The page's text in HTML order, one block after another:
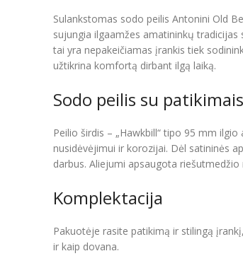
Sulankstomas sodo peilis Antonini Old
sujungia ilgaamžes amatininkų
tai yra nepakeičiamas įrankis tiek
užtikrina komfortą dirbant ilgą laiką.
Sodo peilis su
Peilio širdis – „Hawkbill“ tipo 95 mm
nusidėvėjimui ir korozijai. Dėl satininės
darbus. Aliejumi apsaugota
Komplektacija
Pakuotėje rasite patikimą ir stilingą
ir kaip dovana.